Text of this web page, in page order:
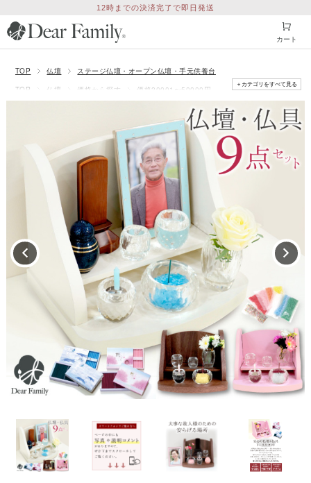
12時までの決済完了で即日発送
カート
TOP 仏壇
ステージ仏壇・オープン仏壇・手元供養台
TOP
仏壇 価格から探す
価格20001〜50000円
奥行き20〜29.9cm
横幅20〜29.9cm
仏壇・仏具セット
＋カテゴリをすべて見る